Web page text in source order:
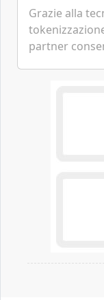
Grazie alla
partner